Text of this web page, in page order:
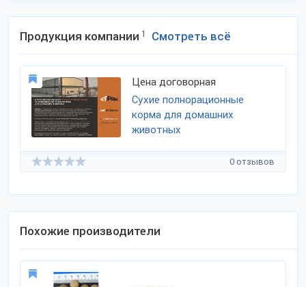
Продукция компании 1 Смотреть всё
Цена договорная
Сухие полнорационные
корма для домашних
животных
0 отзывов
Похожие производители